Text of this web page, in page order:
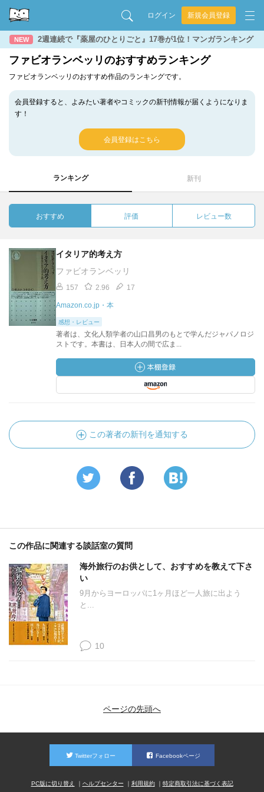
ログイン 新規会員登録
NEW 2週連続で『薬屋のひとりごと』17巻が1位！マンガランキング
ファビオランベッリのおすすめランキング
ファビオランベッリのおすすめ作品のランキングです。
会員登録すると、よみたい著者やコミックの新刊情報が届くようになりま
す！
会員登録はこちら
ランキング 新刊
おすすめ 評価 レビュー数
イタリア的考え方
ファビオランベッリ
157 2.96 17
Amazon.co.jp・本
感想・レビュー
著者は、文化人類学者の山口昌男のもとで学んだジャパノロジ
ストです。本書は、日本人の間で広ま...
この著者の新刊を通知する
この作品に関連する談話室の質問
海外旅行のお供として、おすすめを教えて下さ
い
9月からヨーロッパに1ヶ月ほど一人旅に出よう
と...
10
ページの先頭へ
Twitterフォロー Facebookページ
PC版に切り替え ヘルプセンター 利用規約 特定商取引法に基づく表記